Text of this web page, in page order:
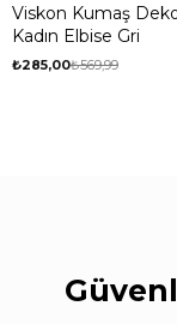
Viskon Kumaş
Kadın Elbise Gri
₺285,00₺569,99